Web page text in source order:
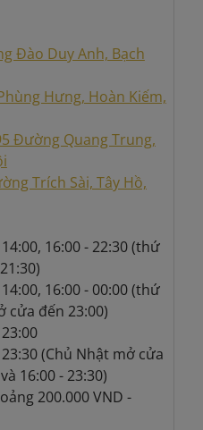
Đào Duy Anh, Bạch
Hưng, Hoàn Kiếm,
Đường Quang Trung,
Trích Sài, Tây Hồ,
16:00 - 22:30 (thứ
16:00 - 00:00 (thứ
cửa đến 23:00)
23:30 (Chủ Nhật mở cửa
16:00 - 23:30)
200.000 VND -